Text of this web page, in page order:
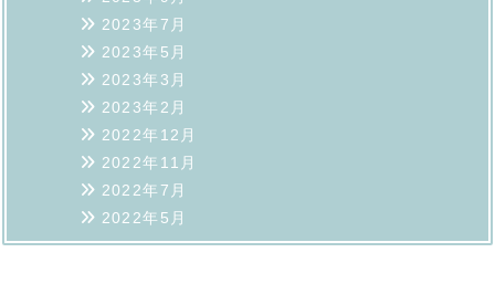
2023年7月
2023年5月
2023年3月
2023年2月
2022年12月
2022年11月
2022年7月
2022年5月